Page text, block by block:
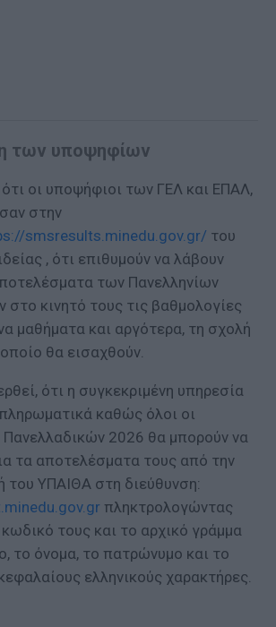
των υποψηφίων
ότι οι υποψήφιοι των ΓΕΛ και ΕΠΑΛ,
στην
smsresults.minedu.gov.gr/ του
, ότι επιθυμούν να λάβουν
των Πανελληνίων
στο κινητό τους τις βαθμολογίες
μαθήματα και αργότερα, τη σχολή
θα εισαχθούν.
ότι η συγκεκριμένη υπηρεσία
καθώς όλοι οι
2026 θα μπορούν να
τα αποτελέσματα τους από την
του ΥΠΑΙΘΑ στη διεύθυνση:
πληκτρολογώντας
τους και το αρχικό γράμμα
το όνομα, το πατρώνυμο και το
ελληνικούς χαρακτήρες.